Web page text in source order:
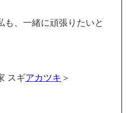
も、一緒に頑張りたいと
スギアカツキ ＞